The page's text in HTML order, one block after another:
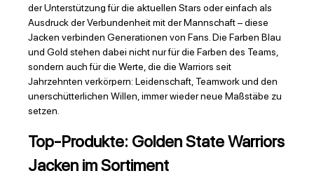
der Unterstützung für die aktuellen Stars oder einfach als
Ausdruck der Verbundenheit mit der Mannschaft – diese
Jacken verbinden Generationen von Fans. Die Farben Blau
und Gold stehen dabei nicht nur für die Farben des Teams,
sondern auch für die Werte, die die Warriors seit
Jahrzehnten verkörpern: Leidenschaft, Teamwork und den
unerschütterlichen Willen, immer wieder neue Maßstäbe zu
setzen.
Top-Produkte: Golden State Warriors
Jacken im Sortiment